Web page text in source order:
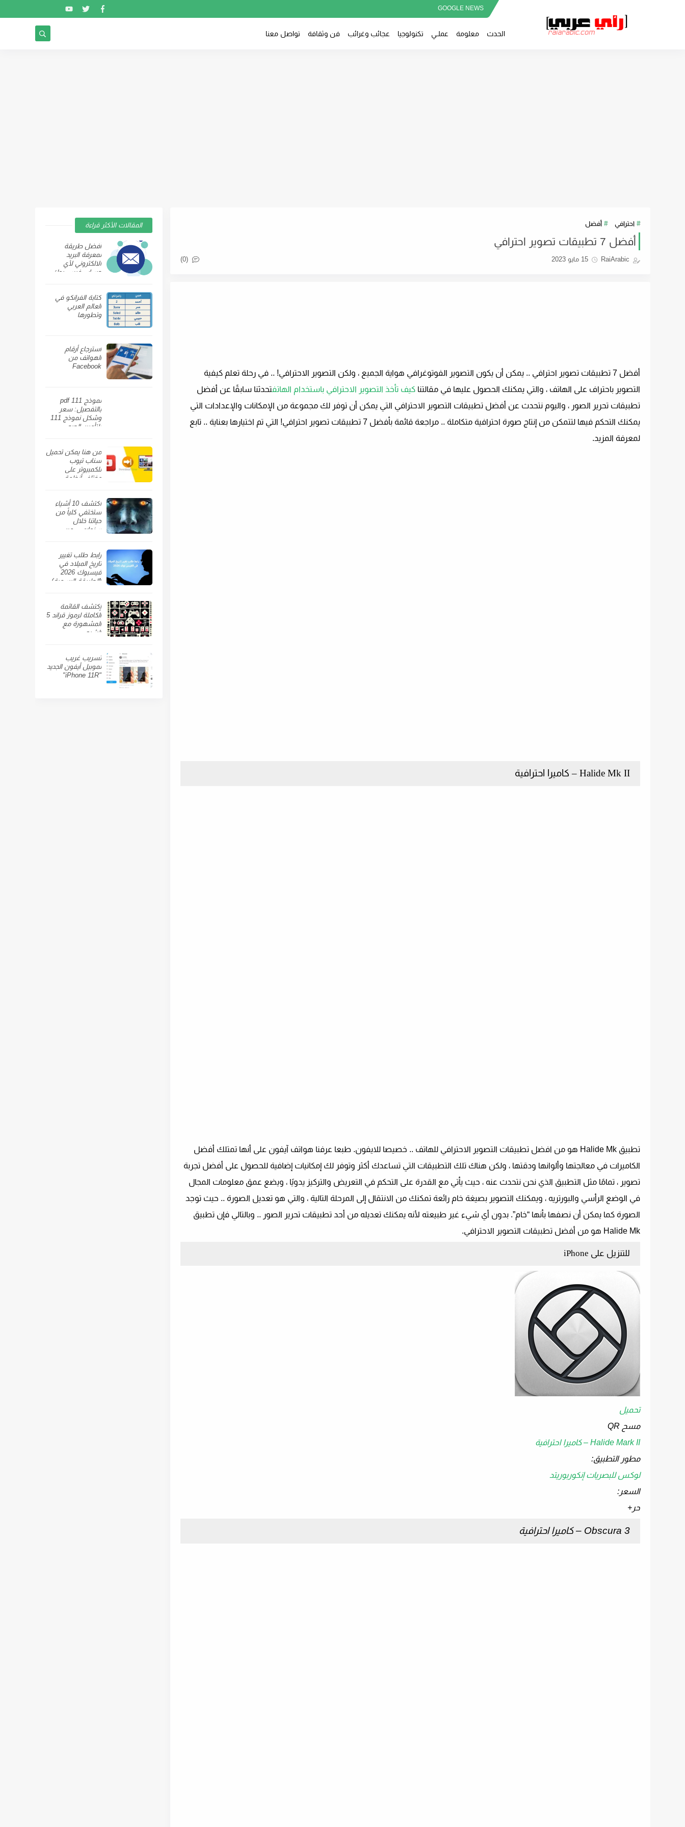
GOOGLE NEWS
الحدث معلومة عملــي تكنولوجيا عجائب وغرائب فن وثقافة تواصل معنا
احترافي أفضل
أفضل 7 تطبيقات تصوير احترافي
RaiArabic 15 مايو 2023 (0)
أفضل 7 تطبيقات تصوير احترافي .. يمكن أن يكون التصوير الفوتوغرافي هواية الجميع ، ولكن التصوير الاحترافي! .. في رحلة تعلم كيفية
التصوير باحتراف على الهاتف ، والتي يمكنك الحصول عليها في مقالتناكيف تأخذ التصوير الاحترافي باستخدام الهاتفتحدثنا سابقًا عن أفضل
تطبيقات تحرير الصور ، واليوم نتحدث عن أفضل تطبيقات التصوير الاحترافي التي يمكن أن توفر لك مجموعة من الإمكانات والإعدادات التي
يمكنك التحكم فيها لتتمكن من إنتاج صورة احترافية متكاملة .. مراجعة قائمة بأفضل 7 تطبيقات تصوير احترافي! التي تم اختيارها بعناية .. تابع
لمعرفة المزيد.
Halide Mk II – كاميرا احترافية
تطبيق Halide Mk هو من افضل تطبيقات التصوير الاحترافي للهاتف .. خصيصا للايفون. طبعا عرفنا هواتف آيفون على أنها تمتلك أفضل
الكاميرات في معالجتها وألوانها ودقتها ، ولكن هناك تلك التطبيقات التي تساعدك أكثر وتوفر لك إمكانيات إضافية للحصول على أفضل تجربة
تصوير ، تمامًا مثل التطبيق الذي نحن نتحدث عنه ، حيث يأتي مع القدرة على التحكم في التعريض والتركيز يدويًا ، ويضع عمق معلومات المجال
في الوضع الرأسي والبورتريه ، ويمكنك التصوير بصيغة خام رائعة تمكنك من الانتقال إلى المرحلة التالية ، والتي هو تعديل الصورة .. حيث توجد
الصورة كما يمكن أن نصفها بأنها “خام”. بدون أي شيء غير طبيعته لأنه يمكنك تعديله من أحد تطبيقات تحرير الصور .. وبالتالي فإن تطبيق
Halide Mk هو من أفضل تطبيقات التصوير الاحترافي.
للتنزيل على iPhone
تحميل
مسح QR
Halide Mark II – كاميرا احترافية
مطور التطبيق:
لوكس للبصريات إنكوربوريتد
السعر:
حر+
Obscura 3 – كاميرا احترافية
المقالات الأكثر قراءة
أفضل طريقة
لمعرفة البريد
الالكتروني لأي
حساب فيس بوك
كتابة الفرانكو في
العالم العربي
وتطورها
استرجاع أرقام
الهواتف من
Facebook
نموذج 111 pdf
بالتفصيل: سعر
وشكل نموذج 111
للتأمين الصحي
من هنا يمكن تحميل
سناب تيوب
للكمبيوتر على
مختلف أنظمة
اكتشف 10 أشياء
ستختفي كلياً من
حياتنا خلال
سنوات… من
رابط طلب تغيير
تاريخ الميلاد في
فيسبوك 2026
(الطريقة الرسمية)
إكتشف القائمة
الكاملة لرموز قراند 5
المشهورة مع
الشرح
تسريب غريب
لموبيل أيفون الجديد
"iPhone 11R"